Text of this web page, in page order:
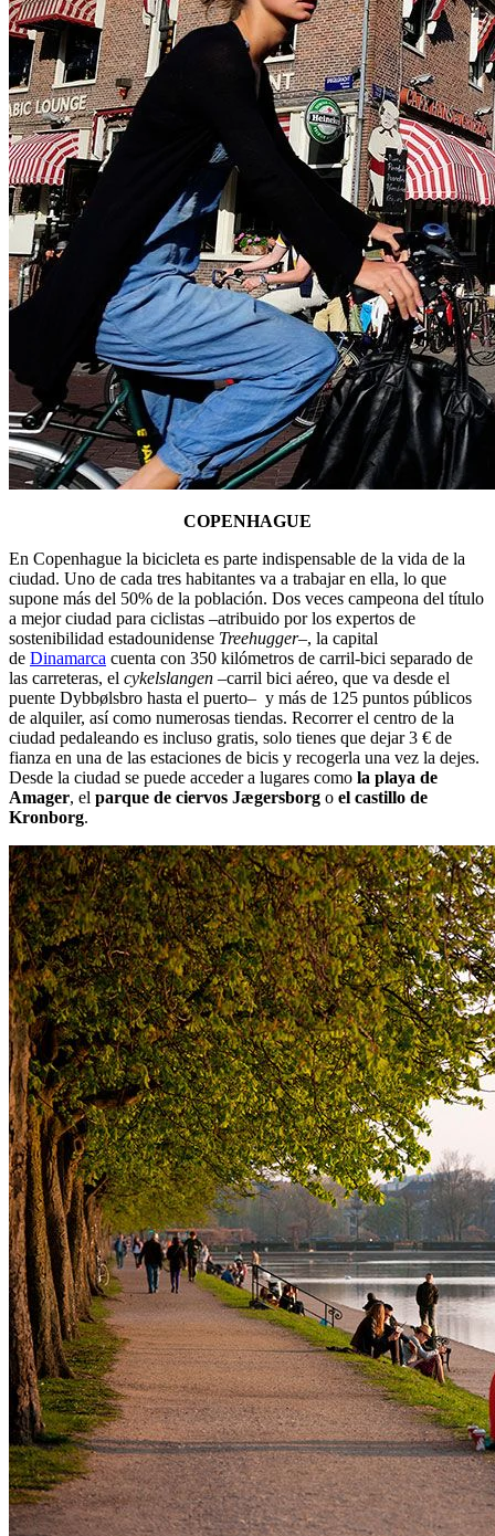
COPENHAGUE
En Copenhague la bicicleta es parte indispensable de la vida de la
ciudad. Uno de cada tres habitantes va a trabajar en ella, lo que
supone más del 50% de la población. Dos veces campeona del título
a mejor ciudad para ciclistas –atribuido por los expertos de
sostenibilidad estadounidense Treehugger–, la capital
de Dinamarca cuenta con 350 kilómetros de carril-bici separado de
las carreteras, el cykelslangen –carril bici aéreo, que va desde el
puente Dybbølsbro hasta el puerto– y más de 125 puntos públicos
de alquiler, así como numerosas tiendas. Recorrer el centro de la
ciudad pedaleando es incluso gratis, solo tienes que dejar 3 € de
fianza en una de las estaciones de bicis y recogerla una vez la dejes.
Desde la ciudad se puede acceder a lugares como la playa de
Amager, el parque de ciervos Jægersborg o el castillo de
Kronborg.